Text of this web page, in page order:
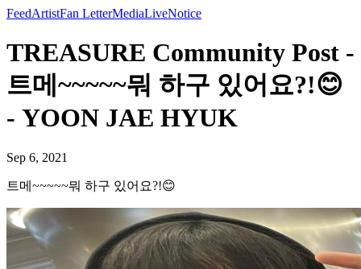
FeedArtistFan LetterMediaLiveNotice
TREASURE Community Post -
트메~~~~~뭐 하구 있어요?!😊
- YOON JAE HYUK
Sep 6, 2021
트메~~~~~뭐 하구 있어요?!😊